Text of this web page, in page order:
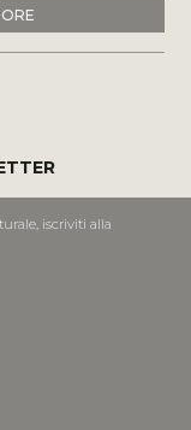
iscriviti alla